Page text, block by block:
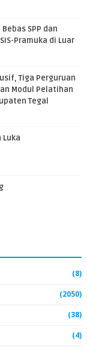
SPP dan
Pramuka di Luar
Tiga Perguruan
Modul Pelatihan
Tegal
Luka
(8)
(2050)
(38)
(4)